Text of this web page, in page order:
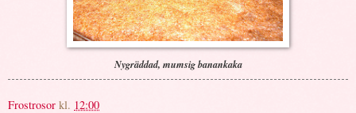
Nygräddad, mumsig banankaka
Frostrosor kl. 12:00